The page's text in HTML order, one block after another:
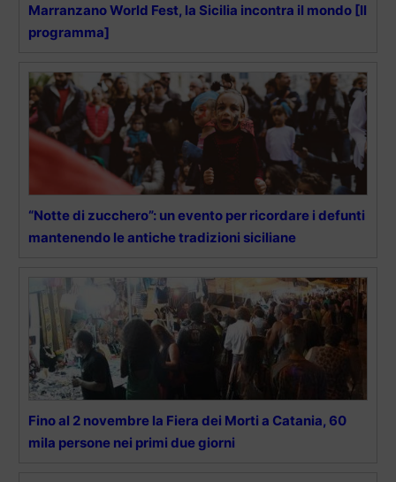
Marranzano World Fest, la Sicilia incontra il mondo [Il
programma]
“Notte di zucchero”: un evento per ricordare i defunti
mantenendo le antiche tradizioni siciliane
Fino al 2 novembre la Fiera dei Morti a Catania, 60
mila persone nei primi due giorni